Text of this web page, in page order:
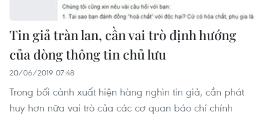
Tin giả tràn lan, cần vai trò định hướng
của dòng thông tin chủ lưu
20/06/2019 07:48
Trong bối cảnh xuất hiện hàng nghìn tin giả, cần phát
huy hơn nữa vai trò của các cơ quan báo chí chính